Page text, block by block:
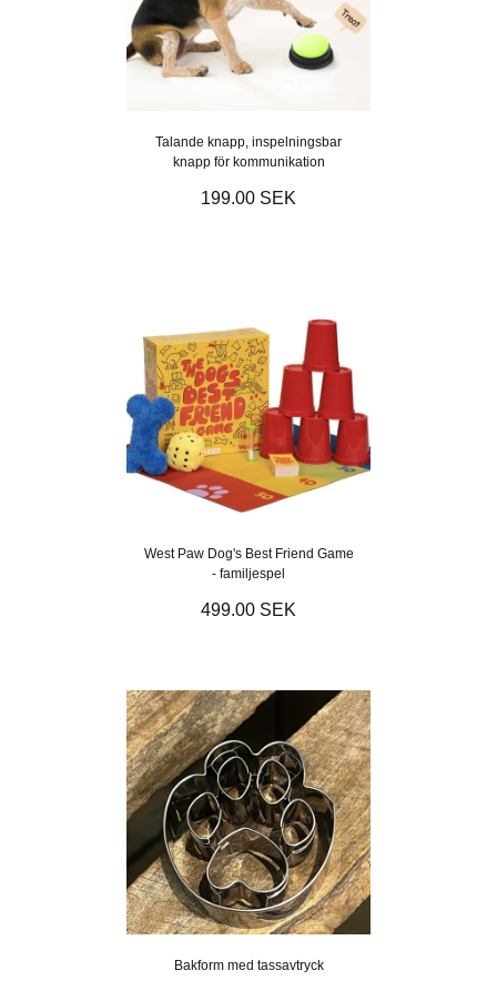
Talande knapp, inspelningsbar
knapp för kommunikation
199.00 SEK
West Paw Dog's Best Friend Game
- familjespel
499.00 SEK
Bakform med tassavtryck